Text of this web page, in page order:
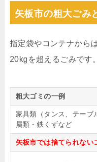
矢板市の粗大ごみ
指定袋やコンテナから
20kgを超えるごみです。
粗大ゴミの一例
家具類（タンス、テーブ
属類・鉄くずなど
矢板市では捨てられない